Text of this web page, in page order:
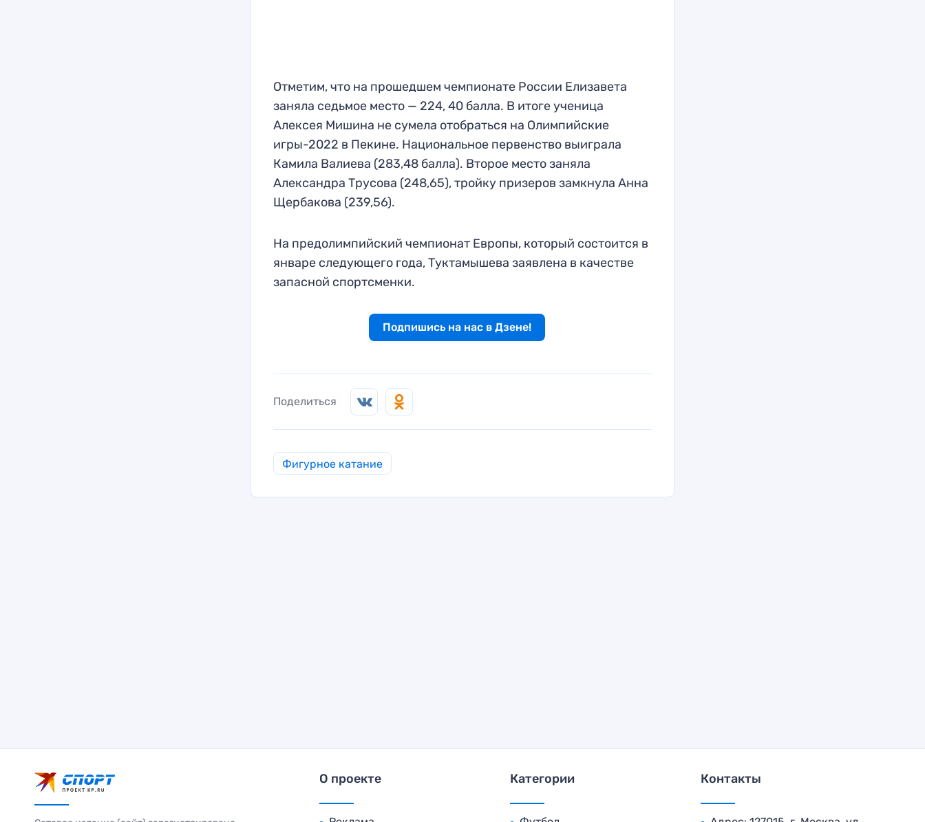
Отметим, что на прошедшем чемпионате России Елизавета
заняла седьмое место — 224, 40 балла. В итоге ученица
Алексея Мишина не сумела отобраться на Олимпийские
игры-2022 в Пекине. Национальное первенство выиграла
Камила Валиева (283,48 балла). Второе место заняла
Александра Трусова (248,65), тройку призеров замкнула Анна
Щербакова (239,56).
На предолимпийский чемпионат Европы, который состоится в
январе следующего года, Туктамышева заявлена в качестве
запасной спортсменки.
Подпишись на нас в Дзене!
Поделиться
Фигурное катание
О проекте Категории Контакты